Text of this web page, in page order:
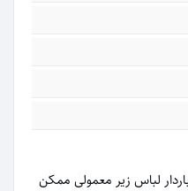
لباس زیر معمولی ممکن